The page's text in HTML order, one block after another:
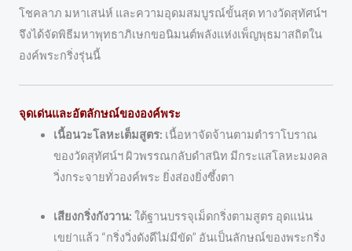
โชคลาภ มหาเสน่ห์ และความอุดมสมบูรณ์ขั้นสุด ทางวัดสุทัศน์ฯ
จึงได้จัดพิธีมหาพุทธาภิเษกขอนิมนต์พลังแห่งเพ็ญพุธมาสถิตใน
องค์พระกริ่งรุ่นนี้
จุดเด่นและอัตลักษณ์ขององค์พระ
เนื้อนวะโลหะเต็มสูตร: เนื้อหาจัดจ้านตามตำราโบราณ
ของวัดสุทัศน์ฯ ผิวพรรณกลับดำสนิท มีกระแสโลหะมงคล
วิ่งกระจายทั่วองค์พระ ยิ่งส่องยิ่งซึ้งตา
เสียงกริ่งกังวาน: ใต้ฐานบรรจุเม็ดกริ่งตามสูตร อุดแน่น
เขย่าแล้ว “กริ่งวิ่งดังดีไม่มีขัด” อันเป็นลักษณ์ของพระกริ่ง